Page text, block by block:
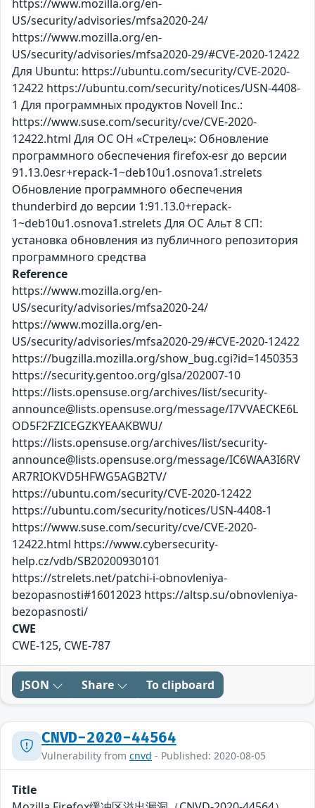
https://www.mozilla.org/en-
US/security/advisories/mfsa2020-24/
https://www.mozilla.org/en-
US/security/advisories/mfsa2020-29/#CVE-2020-12422
Для Ubuntu: https://ubuntu.com/security/CVE-2020-
12422 https://ubuntu.com/security/notices/USN-4408-
1 Для программных продуктов Novell Inc.:
https://www.suse.com/security/cve/CVE-2020-
12422.html Для ОС ОН «Стрелец»: Обновление
программного обеспечения firefox-esr до версии
91.13.0esr+repack-1~deb10u1.osnova1.strelets
Обновление программного обеспечения
thunderbird до версии 1:91.13.0+repack-
1~deb10u1.osnova1.strelets Для ОС Альт 8 СП:
установка обновления из публичного репозитория
программного средства
Reference
https://www.mozilla.org/en-
US/security/advisories/mfsa2020-24/
https://www.mozilla.org/en-
US/security/advisories/mfsa2020-29/#CVE-2020-12422
https://bugzilla.mozilla.org/show_bug.cgi?id=1450353
https://security.gentoo.org/glsa/202007-10
https://lists.opensuse.org/archives/list/security-
announce@lists.opensuse.org/message/I7VVAECKE6L
OD5F2FZICEGZKYEAAKBWU/
https://lists.opensuse.org/archives/list/security-
announce@lists.opensuse.org/message/IC6WAA3I6RV
AR7RIOKVD5HFWG5AGB2TV/
https://ubuntu.com/security/CVE-2020-12422
https://ubuntu.com/security/notices/USN-4408-1
https://www.suse.com/security/cve/CVE-2020-
12422.html https://www.cybersecurity-
help.cz/vdb/SB20200930101
https://strelets.net/patchi-i-obnovleniya-
bezopasnosti#16012023 https://altsp.su/obnovleniya-
bezopasnosti/
CWE
CWE-125, CWE-787
JSON Share To clipboard
CNVD-2020-44564
Vulnerability from cnvd - Published: 2020-08-05
Title